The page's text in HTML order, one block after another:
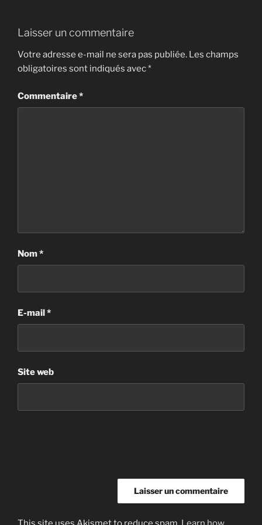
Laisser un commentaire
Votre adresse e-mail ne sera pas publiée. Les champs
obligatoires sont indiqués avec*
Commentaire*
Nom*
E-mail*
Site web